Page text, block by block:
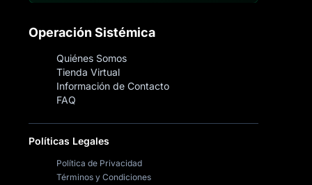
Operación Sistémica
Quiénes Somos
Tienda Virtual
Información de Contacto
FAQ
Políticas Legales
Política de Privacidad
Términos y Condiciones